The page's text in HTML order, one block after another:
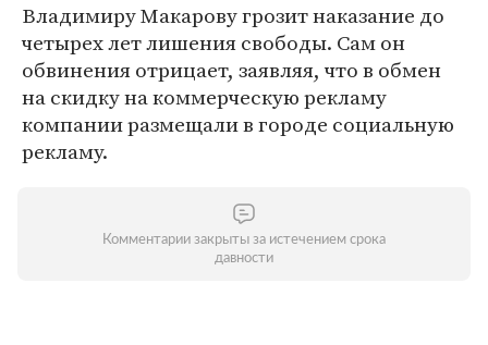
Владимиру Макарову грозит наказание до
четырех лет лишения свободы. Сам он
обвинения отрицает, заявляя, что в обмен
на скидку на коммерческую рекламу
компании размещали в городе социальную
рекламу.
Комментарии закрыты за истечением срока
давности